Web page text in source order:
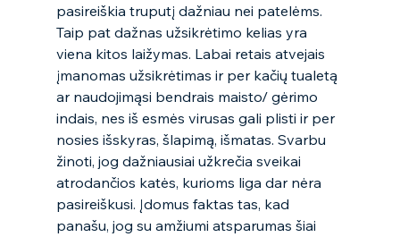
pasireiškia truputį dažniau nei patelėms.
Taip pat dažnas užsikrėtimo kelias yra
viena kitos laižymas. Labai retais atvejais
įmanomas užsikrėtimas ir per kačių tualetą
ar naudojimąsi bendrais maisto/ gėrimo
indais, nes iš esmės virusas gali plisti ir per
nosies išskyras, šlapimą, išmatas. Svarbu
žinoti, jog dažniausiai užkrečia sveikai
atrodančios katės, kurioms liga dar nėra
pasireiškusi. Įdomus faktas tas, kad
panašu, jog su amžiumi atsparumas šiai